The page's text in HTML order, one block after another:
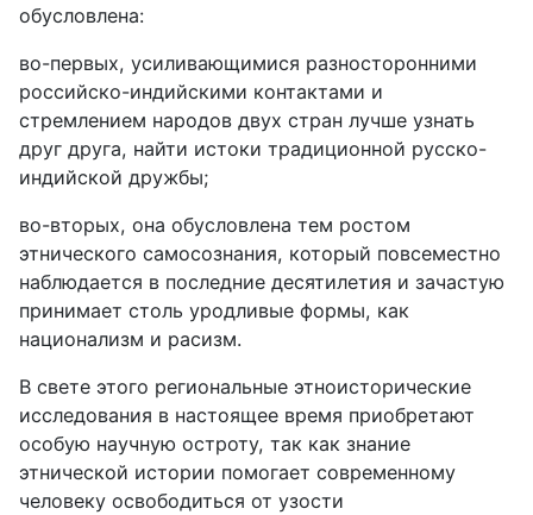
обусловлена:
во-первых, усиливающимися разносторонними
российско-индийскими контактами и
стремлением народов двух стран лучше узнать
друг друга, найти истоки традиционной русско-
индийской дружбы;
во-вторых, она обусловлена тем ростом
этнического самосознания, который повсеместно
наблюдается в последние десятилетия и зачастую
принимает столь уродливые формы, как
национализм и расизм.
В свете этого региональные этноисторические
исследования в настоящее время приобретают
особую научную остроту, так как знание
этнической истории помогает современному
человеку освободиться от узости